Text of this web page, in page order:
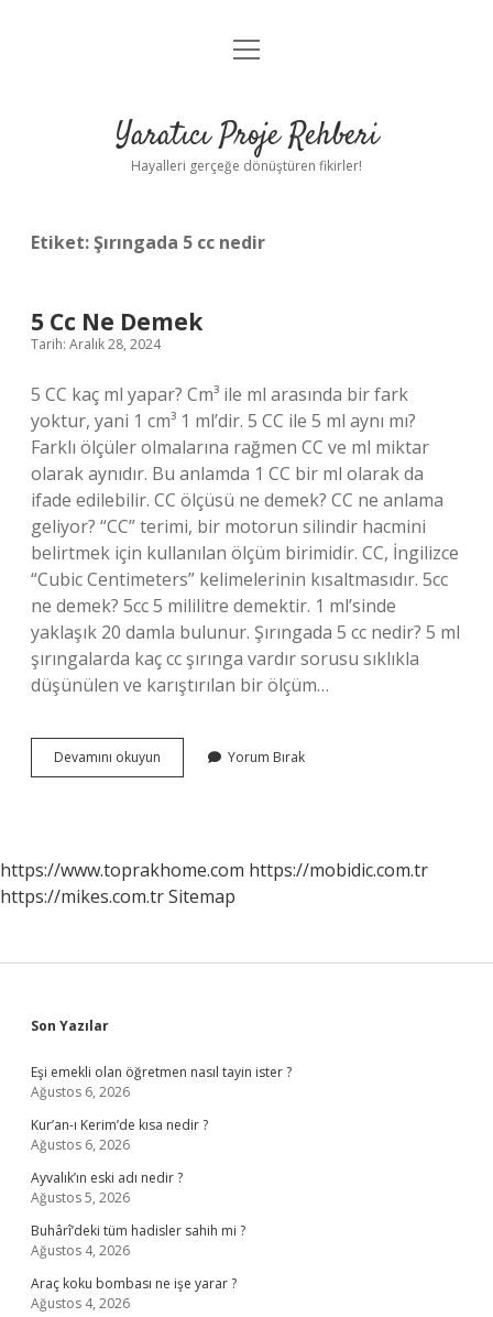
Anasayfa
Yasal Uyarı
menüyü
Yaratıcı Proje Rehberi
Hayalleri gerçeğe dönüştüren fikirler!
Etiket:Şırıngada 5 cc nedir
5 Cc Ne Demek
Tarih: Aralık 28, 2024
5 CC kaç ml yapar? Cm³ ile ml arasında bir fark
yoktur, yani 1 cm³ 1 ml’dir. 5 CC ile 5 ml aynı mı?
Farklı ölçüler olmalarına rağmen CC ve ml miktar
olarak aynıdır. Bu anlamda 1 CC bir ml olarak da
ifade edilebilir. CC ölçüsü ne demek? CC ne anlama
geliyor? “CC” terimi, bir motorun silindir hacmini
belirtmek için kullanılan ölçüm birimidir. CC, İngilizce
“Cubic Centimeters” kelimelerinin kısaltmasıdır. 5cc
ne demek? 5cc 5 mililitre demektir. 1 ml’sinde
yaklaşık 20 damla bulunur. Şırıngada 5 cc nedir? 5 ml
şırıngalarda kaç cc şırınga vardır sorusu sıklıkla
düşünülen ve karıştırılan bir ölçüm…
Devamını okuyun
Cc
Yorum Bırak
https://www.toprakhome.com https://mobidic.com.tr
https://mikes.com.trSitemap
Sidebar
Son Yazılar
Eşi emekli olan öğretmen nasıl tayin ister ?
Ağustos 6, 2026
Kur’an-ı Kerim’de kısa nedir ?
Ağustos 6, 2026
Ayvalık’ın eski adı nedir ?
Ağustos 5, 2026
Buhârî’deki tüm hadisler sahih mi ?
Ağustos 4, 2026
Araç koku bombası ne işe yarar ?
Ağustos 4, 2026